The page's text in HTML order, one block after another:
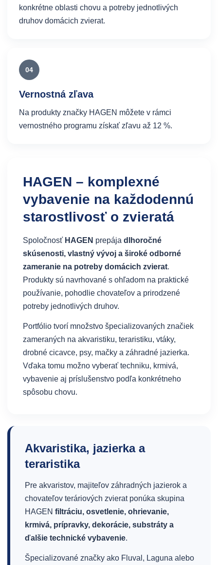
konkrétne oblasti chovu a potreby jednotlivých
druhov domácich zvierat.
04
Vernostná zľava
Na produkty značky HAGEN môžete v rámci
vernostného programu získať zľavu až 12 %.
HAGEN – komplexné
vybavenie na každodennú
starostlivosť o zvieratá
Spoločnosť HAGEN prepája dlhoročné
skúsenosti, vlastný vývoj a široké odborné
zameranie na potreby domácich zvierat.
Produkty sú navrhované s ohľadom na praktické
používanie, pohodlie chovateľov a prirodzené
potreby jednotlivých druhov.
Portfólio tvorí množstvo špecializovaných značiek
zameraných na akvaristiku, teraristiku, vtáky,
drobné cicavce, psy, mačky a záhradné jazierka.
Vďaka tomu možno vyberať techniku, krmivá,
vybavenie aj príslušenstvo podľa konkrétneho
spôsobu chovu.
Akvaristika, jazierka a
teraristika
Pre akvaristov, majiteľov záhradných jazierok a
chovateľov teráriových zvierat ponúka skupina
HAGEN filtráciu, osvetlenie, ohrievanie,
krmivá, prípravky, dekorácie, substráty a
ďalšie technické vybavenie.
Špecializované značky ako Fluval, Laguna alebo